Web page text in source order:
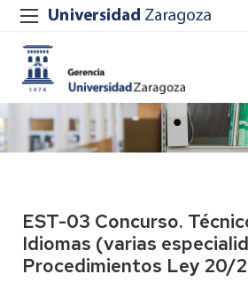
EST-03 Concurso.
Idiomas (varias
Procedimientos Ley 20/